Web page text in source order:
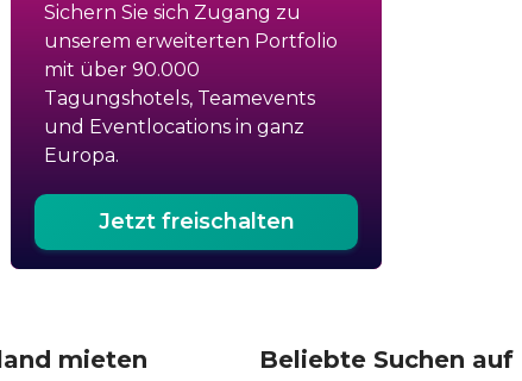
Sichern Sie sich Zugang zu
unserem erweiterten Portfolio
mit über 90.000
Tagungshotels, Teamevents
und Eventlocations in ganz
Europa.
Jetzt freischalten
mieten Beliebte Suchen auf